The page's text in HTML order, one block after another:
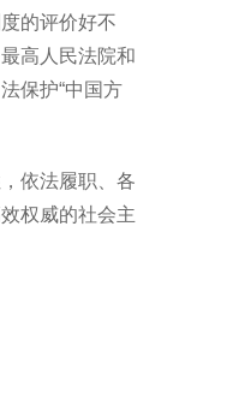
的评价好不
高人民法院和
保护“中国方
依法履职、各
权威的社会主